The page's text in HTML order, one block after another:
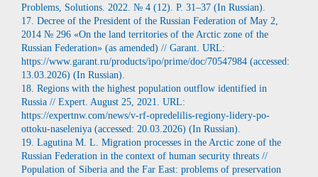
Problems, Solutions. 2022. № 4 (12). P. 31–37 (In Russian).
17. Decree of the President of the Russian Federation of May 2,
2014 № 296 «On the land territories of the Arctic zone of the
Russian Federation» (as amended) // Garant. URL:
https://www.garant.ru/products/ipo/prime/doc/70547984 (accessed:
13.03.2026) (In Russian).
18. Regions with the highest population outflow identified in
Russia // Expert. August 25, 2021. URL:
https://expertnw.com/news/v-rf-opredelilis-regiony-lidery-po-
ottoku-naseleniya (accessed: 20.03.2026) (In Russian).
19. Lagutina M. L. Migration processes in the Arctic zone of the
Russian Federation in the context of human security threats //
Population of Siberia and the Far East: problems of preservation